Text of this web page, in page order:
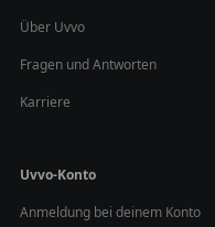
Über Uvvo
Fragen und Antworten
Karriere
Uvvo-Konto
Anmeldung bei deinem Konto